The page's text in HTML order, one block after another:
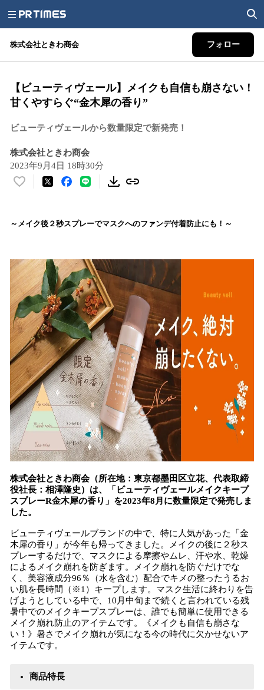
株式会社ときわ商会 フォロー
【ビューティヴェール】メイクも自信も崩さない！
甘くやすらぐ“金木犀の香り”
ビューティヴェールから数量限定で新発売！
株式会社ときわ商会
2023年9月4日 18時30分
い
！
読
み
込
み
中
で
す
～メイク後２秒スプレーでマスクへのファンデ付着防止にも！～
株式会社ときわ商会（所在地：東京都墨田区立花、代表取締
役社長：相澤隆史）は、「ビューティヴェールメイクキープ
スプレーR金木犀の香り」を2023年8月に数量限定で発売しま
した。
ビューティヴェールブランドの中で、特に人気があった「金
木犀の香り」が今年も帰ってきました。メイクの後に２秒ス
プレーするだけで、マスクによる摩擦やムレ、汗や水、乾燥
によるメイク崩れを防ぎます。メイク崩れを防ぐだけでな
く、美容液成分96％（水を含む）配合でキメの整ったうるお
い肌を長時間（※1）キープします。マスク生活に終わりを告
げようとしている中で、10月中旬まで続くと言われている残
暑中でのメイクキープスプレーは、誰でも簡単に使用できる
メイク崩れ防止のアイテムです。《メイクも自信も崩さな
い！》暑さでメイク崩れが気になる今の時代に欠かせないア
イテムです。
商品特長